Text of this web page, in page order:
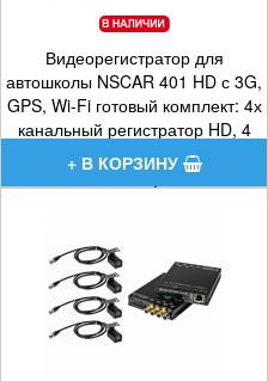
Видеорегистратор для
автошколы NSCAR 401 HD с 3G,
GPS, Wi-Fi готовый комплект: 4х
канальный регистратор HD, 4
камеры HD, провода, микрофон
28700 р.